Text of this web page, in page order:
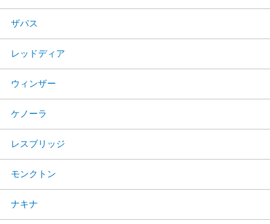
ザパス
レッドディア
ウィンザー
ケノーラ
レスブリッジ
モンクトン
ナキナ